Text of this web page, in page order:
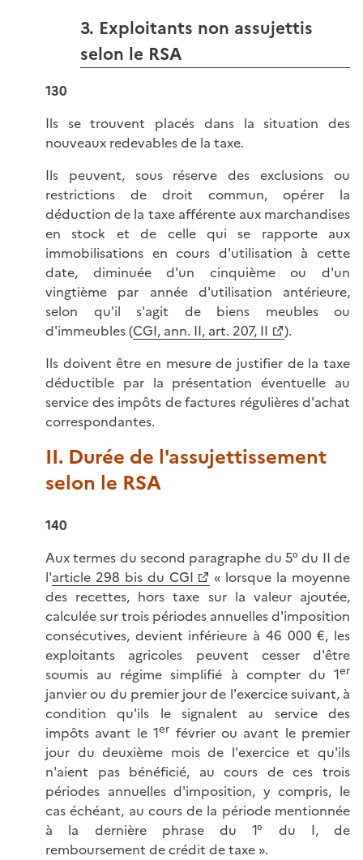
3. Exploitants non assujettis
selon le RSA
130
Ils se trouvent placés dans la situation des
nouveaux redevables de la taxe.
Ils peuvent, sous réserve des exclusions ou
restrictions de droit commun, opérer la
déduction de la taxe afférente aux marchandises
en stock et de celle qui se rapporte aux
immobilisations en cours d'utilisation à cette
date, diminuée d'un cinquième ou d'un
vingtième par année d'utilisation antérieure,
selon qu'il s'agit de biens meubles ou
d'immeubles (CGI, ann. II, art. 207, II
).
Ils doivent être en mesure de justifier de la taxe
déductible par la présentation éventuelle au
service des impôts de factures régulières d'achat
correspondantes.
II. Durée de l'assujettissement
selon le RSA
140
Aux termes du second paragraphe du 5° du II de
l'article 298 bis du CGI
« lorsque la moyenne
des recettes, hors taxe sur la valeur ajoutée,
calculée sur trois périodes annuelles d'imposition
consécutives, devient inférieure à 46 000 €, les
exploitants agricoles peuvent cesser d'être
soumis au régime simplifié à compter du 1er
janvier ou du premier jour de l'exercice suivant, à
condition qu'ils le signalent au service des
impôts avant le 1er février ou avant le premier
jour du deuxième mois de l'exercice et qu'ils
n'aient pas bénéficié, au cours de ces trois
périodes annuelles d'imposition, y compris, le
cas échéant, au cours de la période mentionnée
à la dernière phrase du 1° du I, de
remboursement de crédit de taxe ».